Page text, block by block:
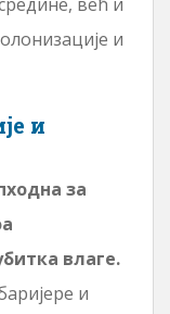
и
и
за
влаге.
и